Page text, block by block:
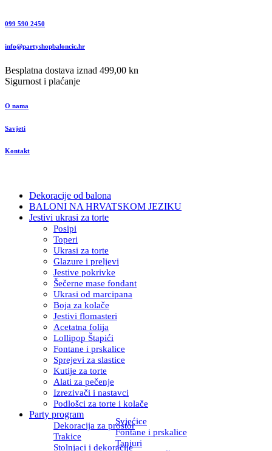
099 590 2450
info@partyshopbaloncic.hr
Besplatna dostava iznad 499,00 kn
Sigurnost i plaćanje
O nama
Savjeti
Kontakt
Dekoracije od balona
BALONI NA HRVATSKOM JEZIKU
Jestivi ukrasi za torte
Posipi
Toperi
Ukrasi za torte
Glazure i preljevi
Jestive pokrivke
Šečerne mase fondant
Ukrasi od marcipana
Boja za kolače
Jestivi flomasteri
Acetatna folija
Lollipop Štapići
Fontane i prskalice
Sprejevi za slastice
Kutije za torte
Alati za pečenje
Izrezivači i nastavci
Podlošci za torte i kolače
Party program
Dekoracija za prostor
Svjećice
Trakice
Fontane i prskalice
Stolnjaci i dekoracije
Tanjuri